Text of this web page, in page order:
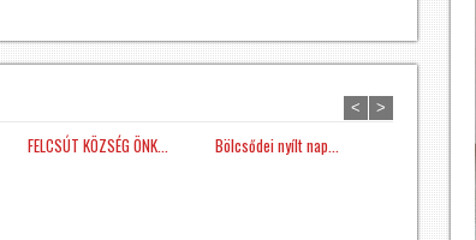
FELCSÚT KÖZSÉG ÖNK... Bölcsődei nyílt nap...
< >